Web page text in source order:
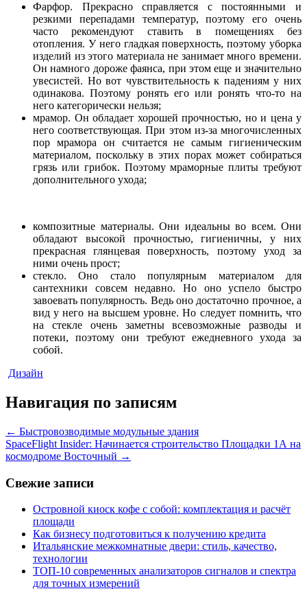
Фарфор. Прекрасно справляется с постоянными и
резкими перепадами температур, поэтому его очень
часто рекомендуют ставить в помещениях без
отопления. У него гладкая поверхность, поэтому уборка
изделий из этого материала не занимает много времени.
Он намного дороже фаянса, при этом еще и значительно
увесистей. Но вот чувствительность к падениям у них
одинакова. Поэтому ронять его или ронять что-то на
него категорически нельзя;
мрамор. Он обладает хорошей прочностью, но и цена у
него соответствующая. При этом из-за многочисленных
пор мрамора он считается не самым гигиеническим
материалом, поскольку в этих порах может собираться
грязь или грибок. Поэтому мраморные плиты требуют
дополнительного ухода;
композитные материалы. Они идеальны во всем. Они
обладают высокой прочностью, гигиеничны, у них
прекрасная глянцевая поверхность, поэтому уход за
ними очень прост;
стекло. Оно стало популярным материалом для
сантехники совсем недавно. Но оно успело быстро
завоевать популярность. Ведь оно достаточно прочное, а
вид у него на высшем уровне. Но следует помнить, что
на стекле очень заметны всевозможные разводы и
потеки, поэтому они требуют ежедневного ухода за
собой.
Дизайн
Навигация по записям
← Быстровозводимые модульные здания
SpaceFlight Insider: Начинается строительство Площадки 1А на
космодроме Восточный →
Свежие записи
Островной киоск кофе с собой: комплектация и расчёт
площади
Как бизнесу подготовиться к получению кредита
Итальянские межкомнатные двери: стиль, качество,
технологии
ТОП-10 современных анализаторов сигналов и спектра
для точных измерений